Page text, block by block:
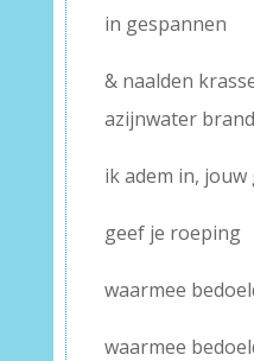
in gespannen
& naalden
azijnwater
ik adem in,
geef je roeping
waarmee
waarmee